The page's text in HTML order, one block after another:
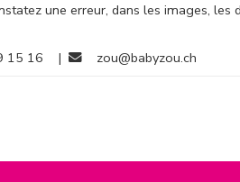
une erreur, dans les images,
15 16 | zou@babyzou.ch